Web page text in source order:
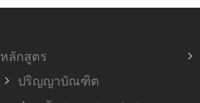
หลักสูตร
ปริญญาบัณฑิต